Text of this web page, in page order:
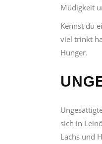
Müdigkeit
Kennst du
viel trinkt
Hunger.
sich in
Lachs und